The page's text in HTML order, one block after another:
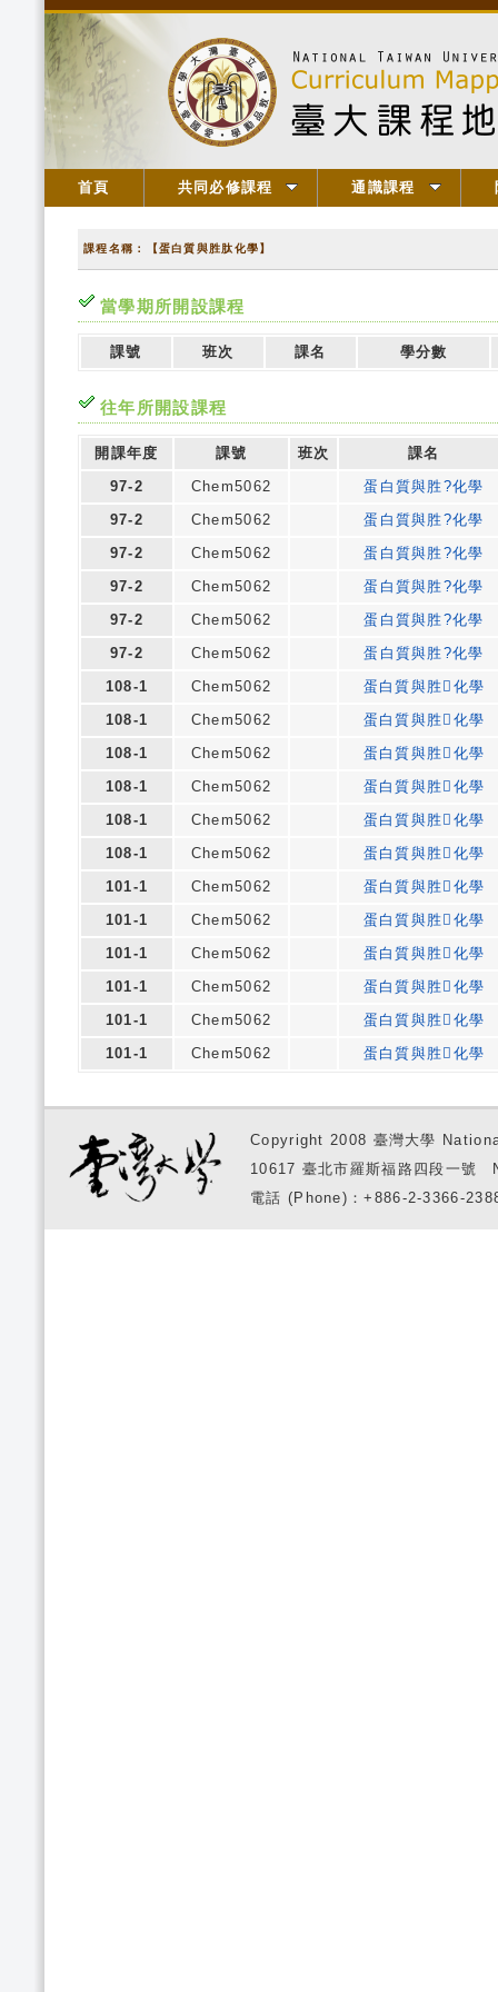
首頁 共同必修課程 通識課程
課程名稱：【蛋白質與胜肽化學】
當學期所開設課程
課號 班次 課名 學分數
往年所開設課程
開課年度 課號 班次
課名
97-2
Chem5062
蛋白質與胜?化學
97-2
Chem5062
蛋白質與胜?化學
97-2
Chem5062
蛋白質與胜?化學
97-2
Chem5062
蛋白質與胜?化學
97-2
Chem5062
蛋白質與胜?化學
97-2
Chem5062
蛋白質與胜?化學
108-1
Chem5062
蛋白質與胜化學
108-1
Chem5062
蛋白質與胜化學
108-1
Chem5062
蛋白質與胜化學
108-1
Chem5062
蛋白質與胜化學
108-1
Chem5062
蛋白質與胜化學
108-1
Chem5062
蛋白質與胜化學
101-1
Chem5062
蛋白質與胜化學
101-1
Chem5062
蛋白質與胜化學
101-1
Chem5062
蛋白質與胜化學
101-1
Chem5062
蛋白質與胜化學
101-1
Chem5062
蛋白質與胜化學
101-1
Chem5062 蛋白質與胜化學
Copyright 2008 臺灣大學
10617 臺北市羅斯福路四段一
電話 (Phone)：+886-2-3366-